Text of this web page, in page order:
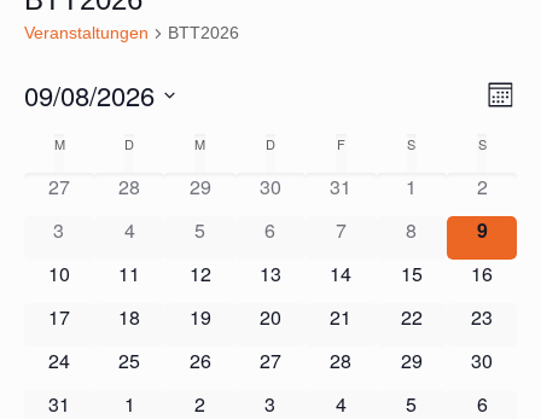
Veranstaltungen BTT2026
Monat
09/08/2026
wählen.
Kalender
Veranstaltungen
MMONTAG D DIENSTAGM MITTWOCH
DDONNERSTAG
FFREITAG S SAMSTAGS
27 28 29 30 31 1
2
3
4 5 6 7 8
9
10
11 12 13 14 15
16
17
18 19 20 21 22
23
24
25 26 27 28 29
30
31
1 2 3 4 5 6